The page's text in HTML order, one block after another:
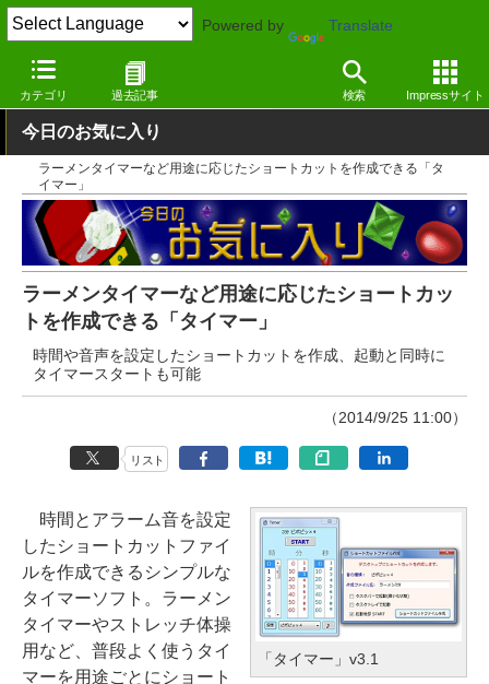
Powered by Translate
カテゴリ 過去記事 検索 Impressサイト
窓の杜 ライフ 生活
今日のお気に入り
ラーメンタイマーなど用途に応じたショートカットを作成できる「タ
イマー」
ラーメンタイマーなど用途に応じたショートカッ
トを作成できる「タイマー」
時間や音声を設定したショートカットを作成、起動と同時に
タイマースタートも可能
（2014/9/25 11:00）
リスト
「タイマー」v3.1
時間とアラーム音を設定
したショートカットファイ
ルを作成できるシンプルな
タイマーソフト。ラーメン
タイマーやストレッチ体操
用など、普段よく使うタイ
マーを用途ごとにショート